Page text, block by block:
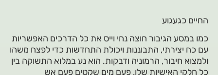
החיים כגעגוע
כמו במסע הגיבור חוצה נחי וייס את כל הדרכים האפשריות
עם כח יצירתי, התבוננות ויכולת התחדשות כדי לפצח משהו
ולמצוא חיבור, הרמוניה ודבקות. הוא נע במלוא התשוקה בין
כל חלקי האישיות שלו, פעם מים שקטים פעם אש